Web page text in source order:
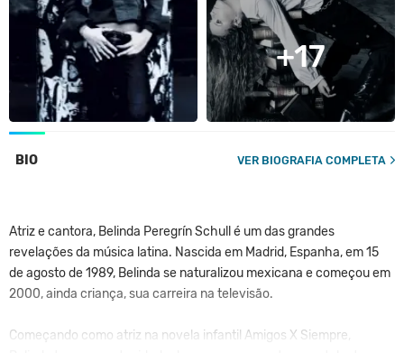
+17
BIO VER BIOGRAFIA COMPLETA
Atriz e cantora, Belinda Peregrín Schull é um das grandes
revelações da música latina. Nascida em Madrid, Espanha, em 15
de agosto de 1989, Belinda se naturalizou mexicana e começou em
2000, ainda criança, sua carreira na televisão.
Começando como atriz na novela infantil Amigos X Siempre,